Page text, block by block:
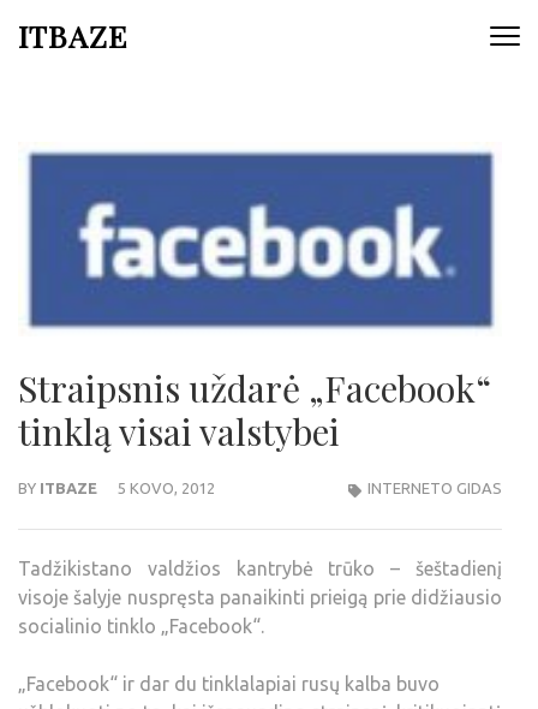
ITBAZE
Straipsnis uždarė „Facebook“
tinklą visai valstybei
BY ITBAZE 5 KOVO, 2012 INTERNETO GIDAS
Tadžikistano valdžios kantrybė trūko – šeštadienį
visoje šalyje nuspręsta panaikinti prieigą prie didžiausio
socialinio tinklo „Facebook“.
„Facebook“ ir dar du tinklalapiai rusų kalba buvo